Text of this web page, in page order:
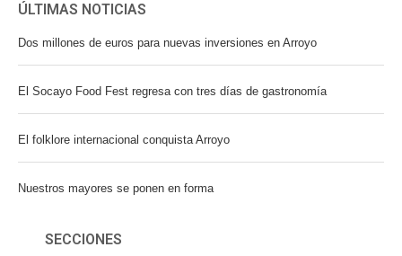
ÚLTIMAS NOTICIAS
Dos millones de euros para nuevas inversiones en Arroyo
El Socayo Food Fest regresa con tres días de gastronomía
El folklore internacional conquista Arroyo
Nuestros mayores se ponen en forma
SECCIONES